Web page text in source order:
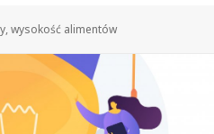
wysokość alimentów